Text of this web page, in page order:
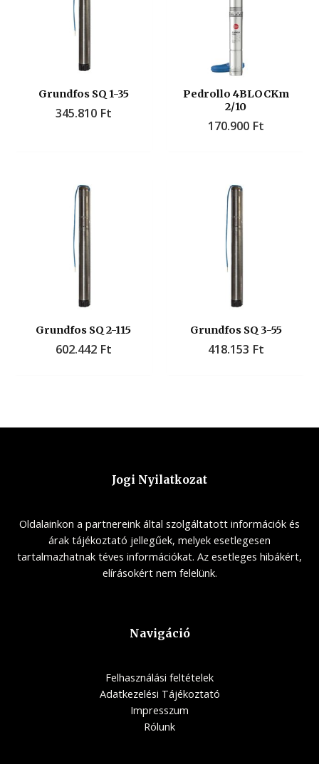
Grundfos SQ 1-35
345.810 Ft
Pedrollo 4BLOCKm
2/10
170.900 Ft
Grundfos SQ 2-115
602.442 Ft
Grundfos SQ 3-55
418.153 Ft
Jogi Nyilatkozat
Oldalainkon a partnereink által szolgáltatott információk és
árak tájékoztató jellegűek, melyek esetlegesen
tartalmazhatnak téves információkat. Az esetleges hibákért,
elírásokért nem felelünk.
Navigáció
Felhasználási feltételek
Adatkezelési Tájékoztató
Impresszum
Rólunk